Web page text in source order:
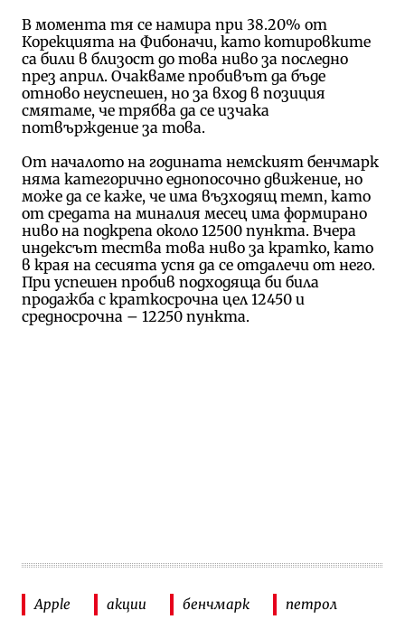
В момента тя се намира при 38.20% от
Корекцията на Фибоначи, като котировките
са били в близост до това ниво за последно
през април. Очакваме пробивът да бъде
отново неуспешен, но за вход в позиция
смятаме, че трябва да се изчака
потвърждение за това.
От началото на годината немският бенчмарк
няма категорично еднопосочно движение, но
може да се каже, че има възходящ темп, като
от средата на миналия месец има формирано
ниво на подкрепа около 12500 пункта. Вчера
индексът тества това ниво за кратко, като
в края на сесията успя да се отдалечи от него.
При успешен пробив подходяща би била
продажба с краткосрочна цел 12450 и
средносрочна – 12250 пункта.
Apple акции бенчмарк петрол